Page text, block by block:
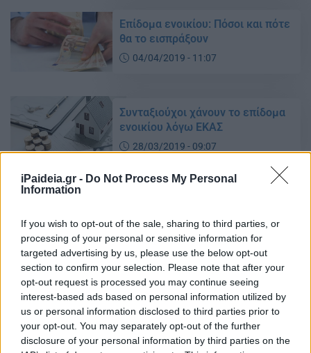
iPaideia.gr - Do Not Process My Personal
Information
If you wish to opt-out of the sale, sharing to third parties, or
processing of your personal or sensitive information for
targeted advertising by us, please use the below opt-out
section to confirm your selection. Please note that after your
opt-out request is processed you may continue seeing
interest-based ads based on personal information utilized by
us or personal information disclosed to third parties prior to
your opt-out. You may separately opt-out of the further
disclosure of your personal information by third parties on the
Επίδομα ενοικίου: Πόσοι και πότε
θα το εισπράξουν
04/04/2019 - 11:07
Συνταξιούχοι χάνουν το επίδομα
ενοικίου λόγω ΕΚΑΣ
28/03/2019 - 09:07
22/03/2019 - 11:58
Επίδομα ενοικίου 2019: Έφτασαν
τις 104.511 οι αιτήσεις
21/03/2019 - 14:57